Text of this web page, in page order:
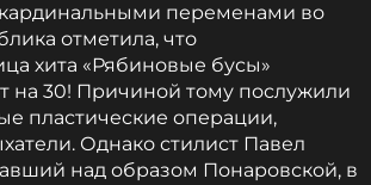
переменами во
отметила, что
хита «Рябиновые бусы»
на 30! Причиной тому послужили
пластические операции,
Однако стилист Павел
над образом Понаровской, в